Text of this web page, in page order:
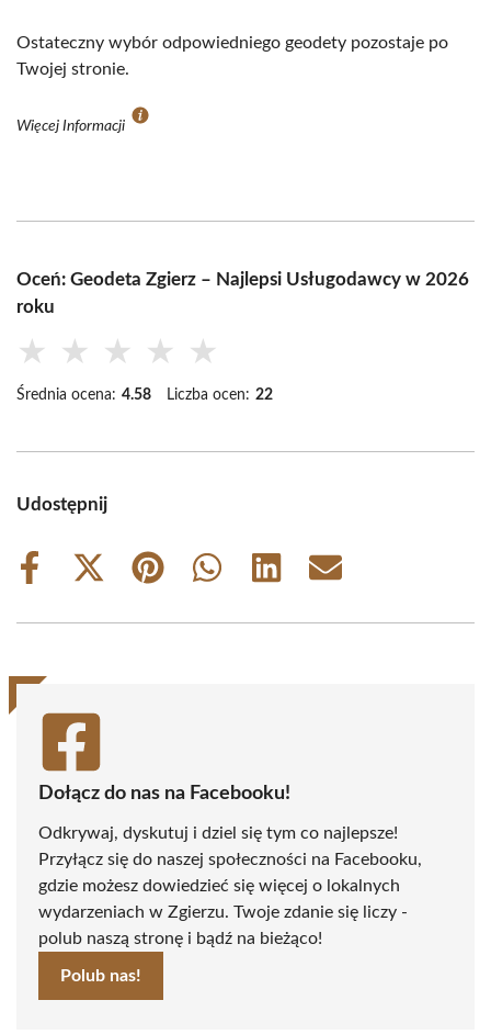
Ostateczny wybór odpowiedniego geodety pozostaje po
Twojej stronie.
Więcej Informacji
Oceń: Geodeta Zgierz – Najlepsi Usługodawcy w 2026
roku
★ ★ ★ ★ ★
Średnia ocena: 4.58 Liczba ocen: 22
Udostępnij
Share
Share
(Twitter)
Share
Share
Share
Share
Dołącz do nas na Facebooku!
Odkrywaj, dyskutuj i dziel się tym co najlepsze!
Przyłącz się do naszej społeczności na Facebooku,
gdzie możesz dowiedzieć się więcej o lokalnych
wydarzeniach w Zgierzu. Twoje zdanie się liczy -
polub naszą stronę i bądź na bieżąco!
Polub nas!